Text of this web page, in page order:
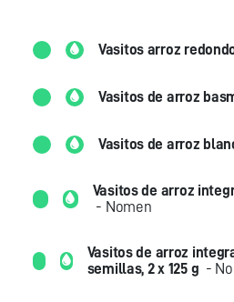
Vasitos arroz
Vasitos de arroz
Vasitos de arroz
Vasitos de arroz
- Nomen
Vasitos de arroz
semillas, 2 x 125 g -